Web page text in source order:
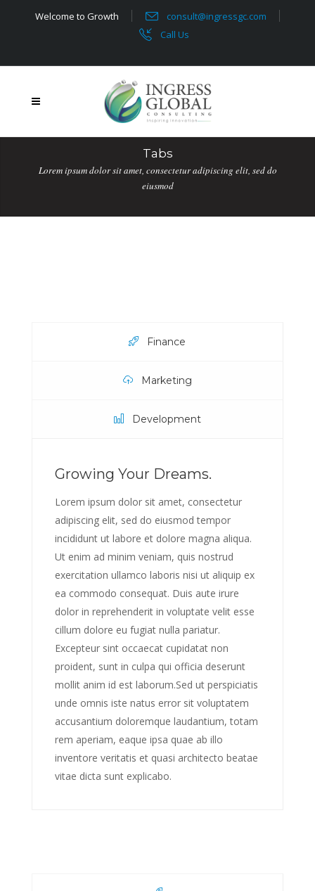
Welcome to Growth
consult@ingressgc.com
Call Us
Tabs
Lorem ipsum dolor sit amet, consectetur adipiscing elit, sed do
eiusmod
Finance
Marketing
Development
Growing Your Dreams.
Lorem ipsum dolor sit amet, consectetur
adipiscing elit, sed do eiusmod tempor
incididunt ut labore et dolore magna aliqua.
Ut enim ad minim veniam, quis nostrud
exercitation ullamco laboris nisi ut aliquip ex
ea commodo consequat. Duis aute irure
dolor in reprehenderit in voluptate velit esse
cillum dolore eu fugiat nulla pariatur.
Excepteur sint occaecat cupidatat non
proident, sunt in culpa qui officia deserunt
mollit anim id est laborum.Sed ut perspiciatis
unde omnis iste natus error sit voluptatem
accusantium doloremque laudantium, totam
rem aperiam, eaque ipsa quae ab illo
inventore veritatis et quasi architecto beatae
vitae dicta sunt explicabo.